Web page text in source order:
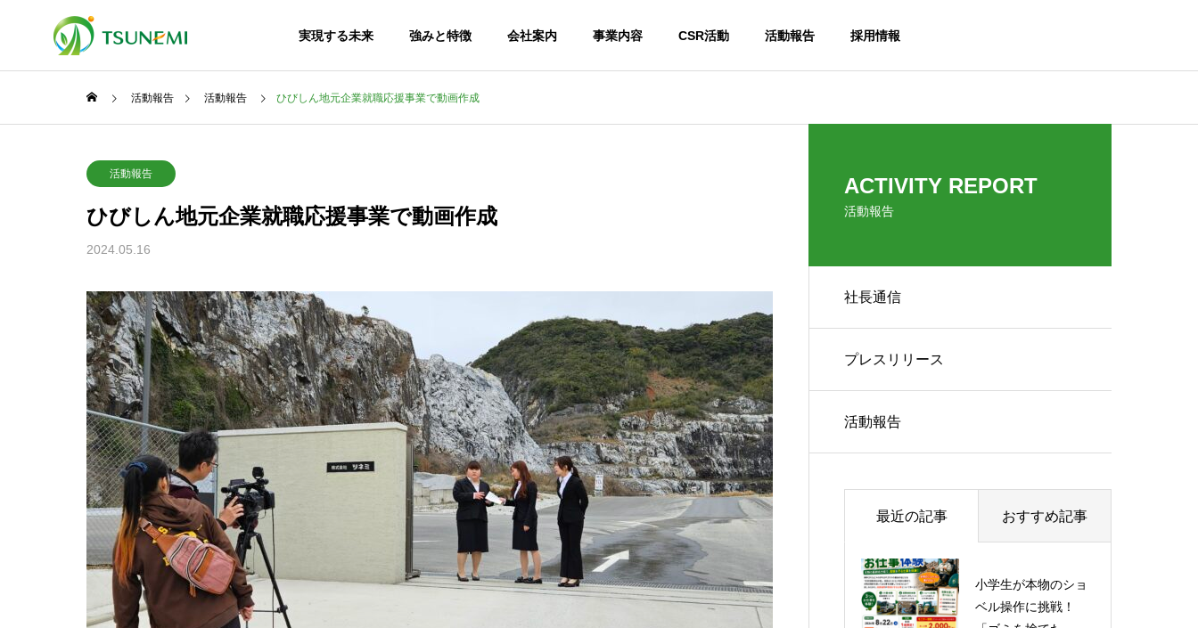
実現する未来 強みと特徴 会社案内 事業内容 CSR活動 活動報告 採用情報
GREETING
沿革
HISTORY
産業廃棄物処理事業
Industrial Waste Disposal
建材事業
Building Materials
お助け隊事業
活動報告
Activity Report
小学生が本物のショベル操作
に挑戦！「ゴミを捨てた、そ
の先」を学ぶ最終処分場のお
仕事体験！
【被災地支援】「衣・食・
住」の『住』を支えたい。コ
ンクリート補修材を無償提供
いたします
高校生から学ぶ2日間～インタ
ビューシップが企業にもたら
す価値～
活動報告 活動報告 ひびしん地元企業就職応援事業で動画作成
活動報告
ひびしん地元企業就職応援事業で動画作成
2024.05.16
ACTIVITY REPORT
活動報告
社長通信
プレスリリース
活動報告
最近の記事 おすすめ記事
小学生が本物のショ
ベル操作に挑戦！
【被災地支援】
「衣・食・住」の